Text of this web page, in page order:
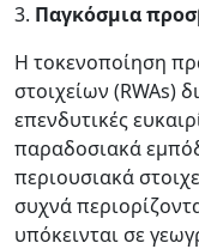
3. Παγκόσμια
Η τοκενοποίηση
στοιχείων (RWAs)
επενδυτικές
παραδοσιακά
περιουσιακά
συχνά
υπόκεινται σε